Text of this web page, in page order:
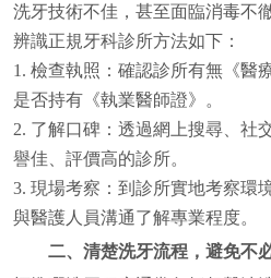
洗牙技術不佳，甚至面臨消毒不
辨識正規牙科診所方法如下：
1. 檢查執照：確認診所有無《醫
是否持有《執業醫師證》。
2. 了解口碑：透過網上搜尋、社
譽佳、評價高的診所。
3. 現場考察：到診所實地考察環
與醫護人員溝通了解專業程度。
二、清楚洗牙流程，避免不